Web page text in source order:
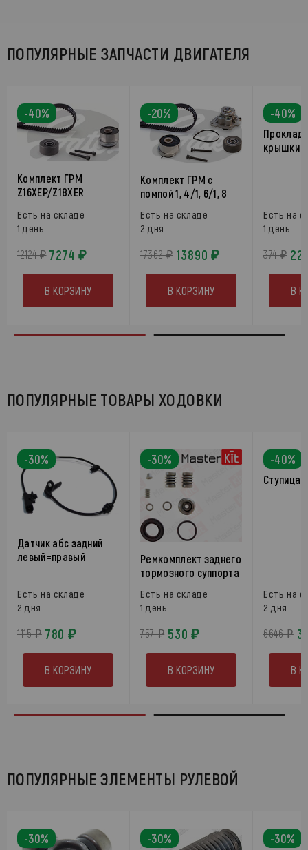
ПОПУЛЯРНЫЕ ЗАПЧАСТИ ДВИГАТЕЛЯ
-40%
Комплект ГРМ
Z16XEP/Z18XER
Есть на складе
1 день
12124 ₽ 7274 ₽
В КОРЗИНУ
-20%
Комплект ГРМ с
помпой 1, 4/1, 6/1, 8
Есть на складе
2 дня
17362 ₽ 13890 ₽
В КОРЗИНУ
-40%
крышки
Есть на
1 день
374 ₽
В
ПОПУЛЯРНЫЕ ТОВАРЫ ХОДОВКИ
-30%
Датчик абс задний
левый=правый
Есть на складе
2 дня
1115 ₽ 780 ₽
В КОРЗИНУ
-30%
Ремкомплект заднего
тормозного суппорта
Есть на складе
1 день
757 ₽ 530 ₽
В КОРЗИНУ
-40%
Ступица
Есть на
2 дня
6646 ₽
В
ПОПУЛЯРНЫЕ ЭЛЕМЕНТЫ РУЛЕВОЙ
-30% -30% -30%